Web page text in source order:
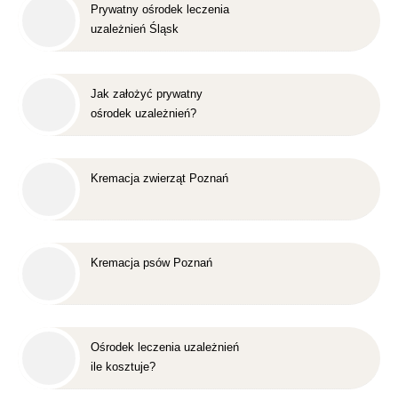
Prywatny ośrodek leczenia
uzależnień Śląsk
Jak założyć prywatny
ośrodek uzależnień?
Kremacja zwierząt Poznań
Kremacja psów Poznań
Ośrodek leczenia uzależnień
ile kosztuje?